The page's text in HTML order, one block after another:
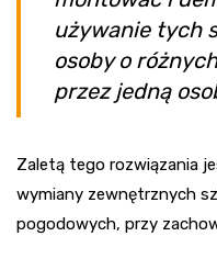
używanie tych
osoby o
przez jedną
Zaletą tego rozwiązania
wymiany zewnętrznych
pogodowych, przy